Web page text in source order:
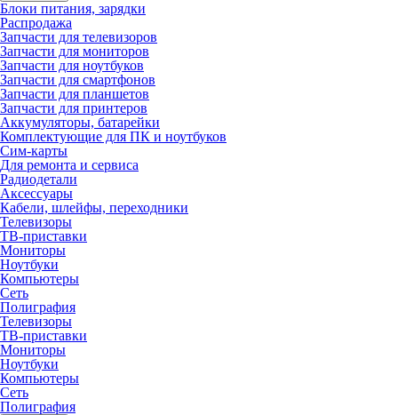
Блоки питания, зарядки
Распродажа
Запчасти для телевизоров
Запчасти для мониторов
Запчасти для ноутбуков
Запчасти для смартфонов
Запчасти для планшетов
Запчасти для принтеров
Аккумуляторы, батарейки
Комплектующие для ПК и ноутбуков
Сим-карты
Для ремонта и сервиса
Радиодетали
Аксессуары
Кабели, шлейфы, переходники
Телевизоры
ТВ-приставки
Мониторы
Ноутбуки
Компьютеры
Сеть
Полиграфия
Телевизоры
ТВ-приставки
Мониторы
Ноутбуки
Компьютеры
Сеть
Полиграфия